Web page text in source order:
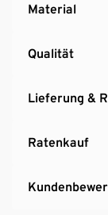
Material
Qualität
Lieferung &
Ratenkauf